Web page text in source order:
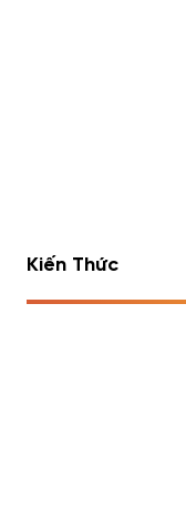
Kiến Thức